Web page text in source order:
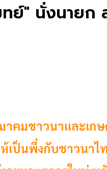
ย์" นั่งนายก
าคมชาวนาและเก
ป็นพึ่งกับชาวนาไ